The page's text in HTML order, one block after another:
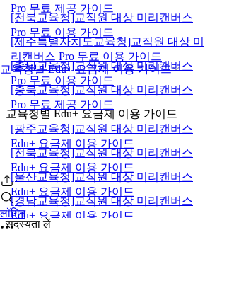
교육청별 Edu+ 요금제 이용 가이드
लॉगिन
Pro 무료 제공 가이드
[전북교육청]교직원 대상 미리캔버스
Pro 무료 이용 가이드
[제주특별자치도교육청]교직원 대상 미
리캔버스 Pro 무료 이용 가이드
[충남교육청]교직원 대상 미리캔버스
Pro 무료 이용 가이드
[충북교육청]교직원 대상 미리캔버스
Pro 무료 제공 가이드
교육청별 Edu+ 요금제 이용 가이드
[광주교육청]교직원 대상 미리캔버스
Edu+ 요금제 이용 가이드
[전북교육청]교직원 대상 미리캔버스
Edu+ 요금제 이용 가이드
[울산교육청]교직원 대상 미리캔버스
Edu+ 요금제 이용 가이드
[경남교육청]교직원 대상 미리캔버스
Edu+ 요금제 이용 가이드
सदस्यता लें